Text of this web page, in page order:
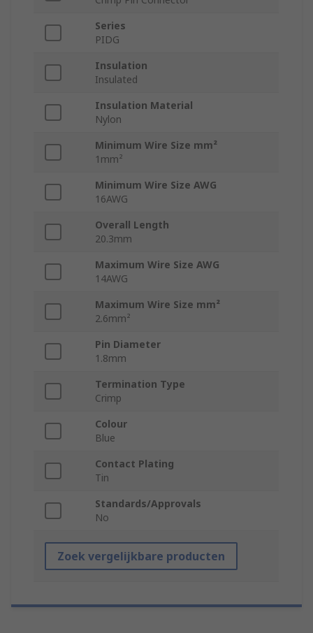
Series
PIDG
Insulation
Insulated
Insulation Material
Nylon
Minimum Wire Size mm²
1mm²
Minimum Wire Size AWG
16AWG
Overall Length
20.3mm
Maximum Wire Size AWG
14AWG
Maximum Wire Size mm²
2.6mm²
Pin Diameter
1.8mm
Termination Type
Crimp
Colour
Blue
Contact Plating
Tin
Standards/Approvals
No
Zoek vergelijkbare producten